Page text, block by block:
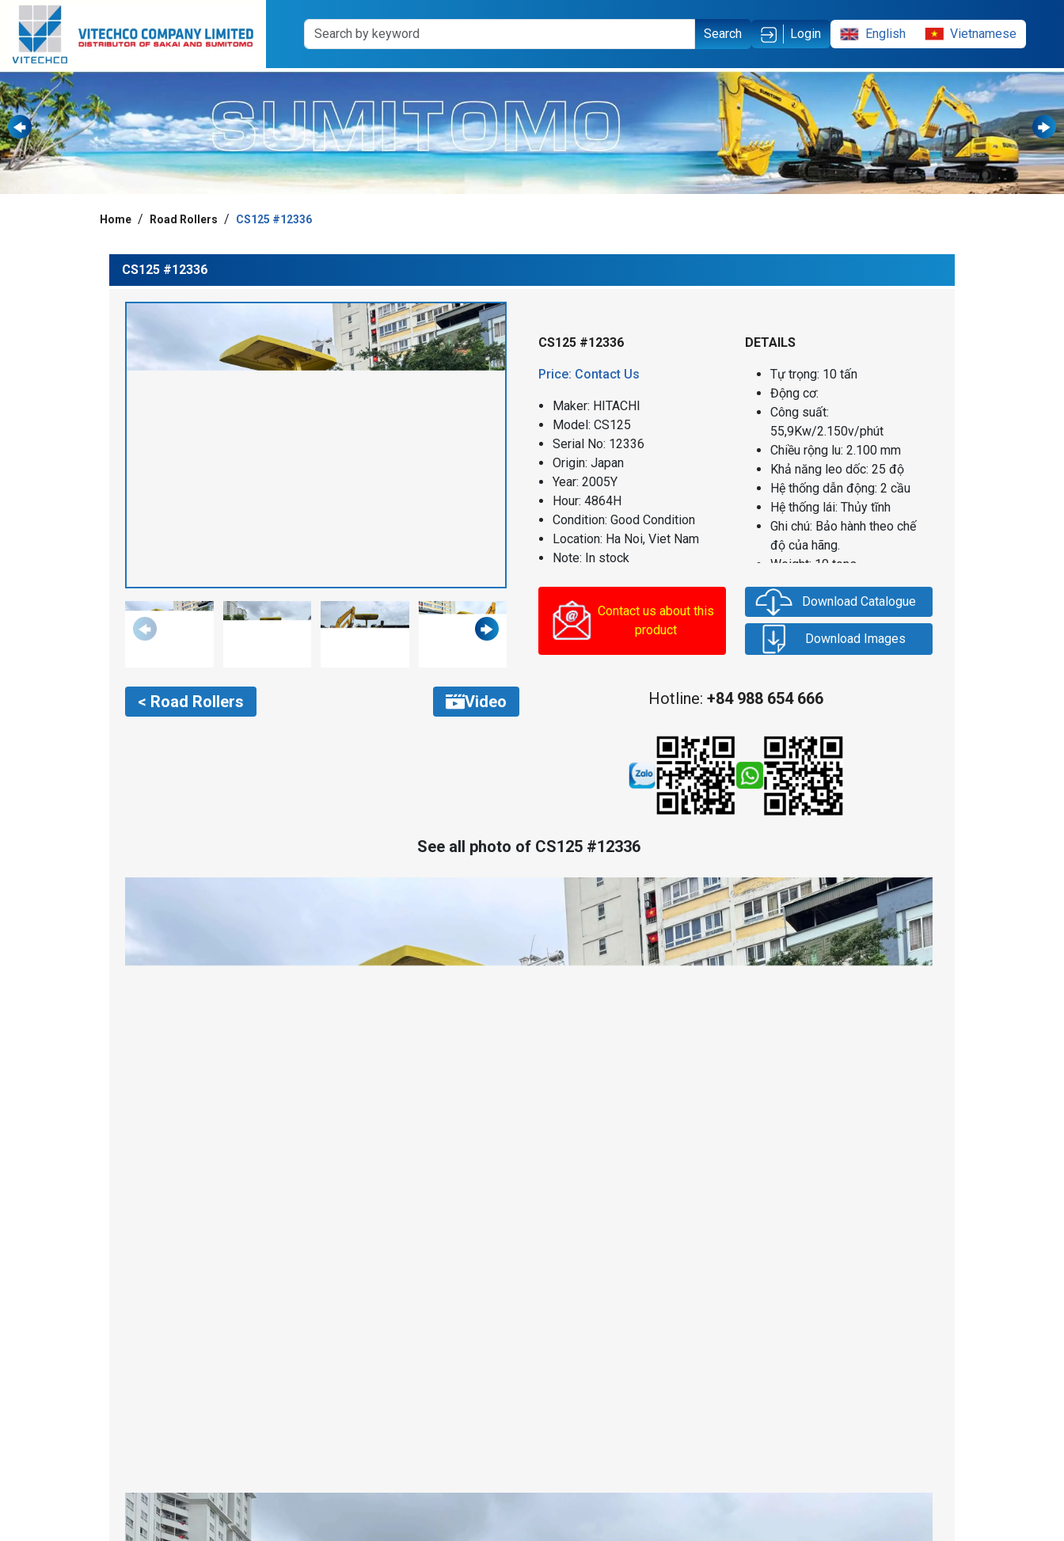
Search Login English Vietnamese
Home Road Rollers CS125 #12336
CS125 #12336
Video
< Road Rollers
CS125 #12336
Price: Contact Us
Maker: HITACHI
Model: CS125
Serial No: 12336
Origin: Japan
Year: 2005Y
Hour: 4864H
Condition: Good Condition
Location: Ha Noi, Viet Nam
Note: In stock
DETAILS
Tự trọng: 10 tấn
Động cơ:
Công suất:
55,9Kw/2.150v/phút
Chiều rộng lu: 2.100 mm
Khả năng leo dốc: 25 độ
Hệ thống dẫn động: 2 cầu
Hệ thống lái: Thủy tĩnh
Ghi chú: Bảo hành theo chế
độ của hãng.
Weight: 10 tons
Power: 55,9Kw/2.150v/min
Rolling width: 2.100 mm
Gradeability: 25 deg
Drive Wheels: All wheels
Hydrostatic
Contact us about this
product
Download Catalogue
Download Images
Hotline: +84 988 654 666
See all photo of CS125 #12336